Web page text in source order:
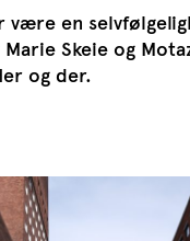
være en
Skeie og
og der.